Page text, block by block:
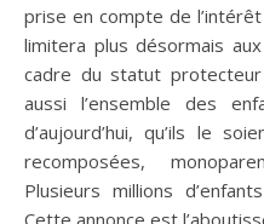
prise en compte de
limitera plus désormais
cadre du statut
aussi l’ensemble des
d’aujourd’hui, qu’ils le
recomposées,
Plusieurs millions
Cette annonce est